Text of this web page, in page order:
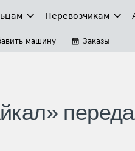
Перевозчикам
машину Заказы